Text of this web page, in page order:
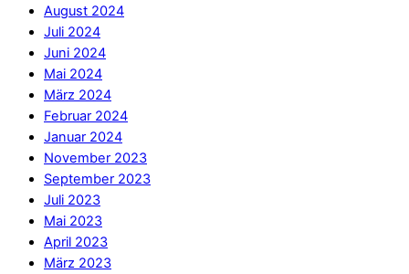
August 2024
Juli 2024
Juni 2024
Mai 2024
März 2024
Februar 2024
Januar 2024
November 2023
September 2023
Juli 2023
Mai 2023
April 2023
März 2023